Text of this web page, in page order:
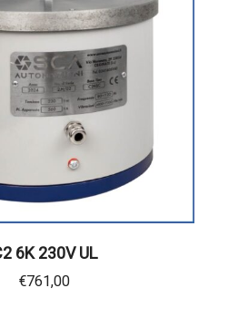
6K 230V UL
€761,00